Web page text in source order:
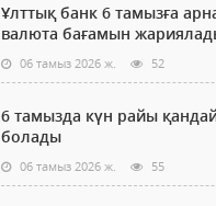
Ұлттық банк 6 тамызға
валюта бағамын
06 тамыз 2026 ж. 52
6 тамызда күн райы
болады
06 тамыз 2026 ж. 55